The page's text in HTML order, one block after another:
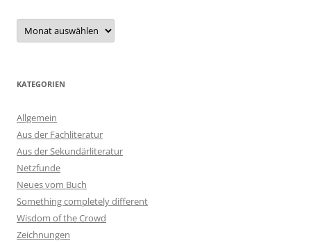
Archiv
KATEGORIEN
Allgemein
Aus der Fachliteratur
Aus der Sekundärliteratur
Netzfunde
Neues vom Buch
Something completely different
Wisdom of the Crowd
Zeichnungen